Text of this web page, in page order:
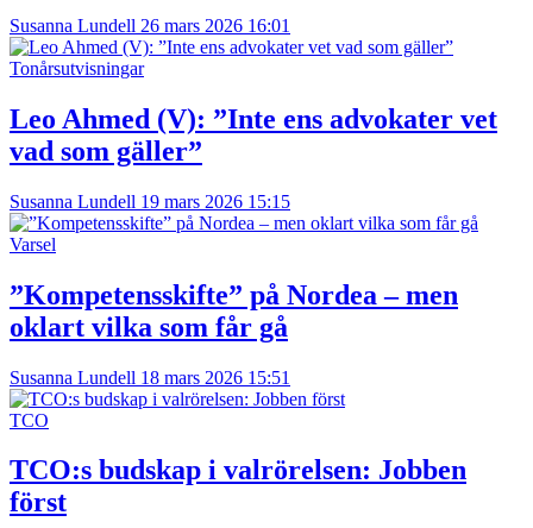
Susanna Lundell 26 mars 2026 16:01
Tonårsutvisningar
Leo Ahmed (V): ”Inte ens advokater vet
vad som gäller”
Susanna Lundell 19 mars 2026 15:15
Varsel
”Kompetensskifte” på Nordea – men
oklart vilka som får gå
Susanna Lundell 18 mars 2026 15:51
TCO
TCO:s budskap i valrörelsen: Jobben
först